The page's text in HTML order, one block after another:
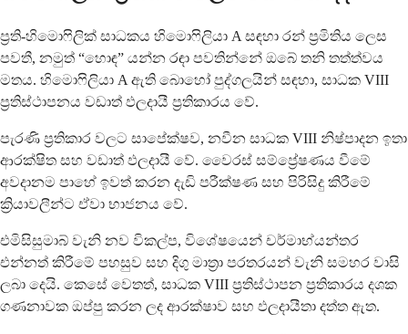
ප්‍රති-හිමොෆිලික් සාධකය හිමොෆිලියා A සඳහා රන් ප්‍රමිතිය ලෙස
පවතී, නමුත් “හොඳ” යන්න රඳා පවතින්නේ ඔබේ තනි තත්ත්වය
මතය. හිමොෆිලියා A ඇති බොහෝ පුද්ගලයින් සඳහා, සාධක VIII
ප්‍රතිස්ථාපනය වඩාත් ඵලදායී ප්‍රතිකාරය වේ.
පැරණි ප්‍රතිකාර වලට සාපේක්ෂව, නවීන සාධක VIII නිෂ්පාදන ඉතා
ආරක්ෂිත සහ වඩාත් ඵලදායී වේ. වෛරස් සම්ප්‍රේෂණය වීමේ
අවදානම පාහේ ඉවත් කරන දැඩි පරීක්ෂණ සහ පිරිසිදු කිරීමේ
ක්‍රියාවලීන්ට ඒවා භාජනය වේ.
එමිසිසුමාබ් වැනි නව විකල්ප, විශේෂයෙන් චර්මාභ්යන්තර
එන්නත් කිරීමේ පහසුව සහ දිගු මාත්‍රා පරතරයන් වැනි සමහර වාසි
ලබා දෙයි. කෙසේ වෙතත්, සාධක VIII ප්‍රතිස්ථාපන ප්‍රතිකාරය දශක
ගණනාවක ඔප්පු කරන ලද ආරක්ෂාව සහ ඵලදායීතා දත්ත ඇත.